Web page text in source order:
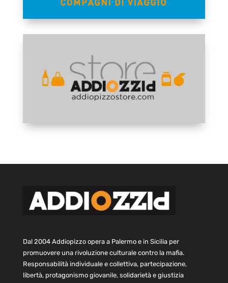
Dal 2004 Addiopizzo opera a Palermo e in Sicilia per
promuovere una rivoluzione culturale contro la mafia.
Responsabilità individuale e collettiva, partecipazione,
libertà, protagonismo giovanile, solidarietà e giustizia